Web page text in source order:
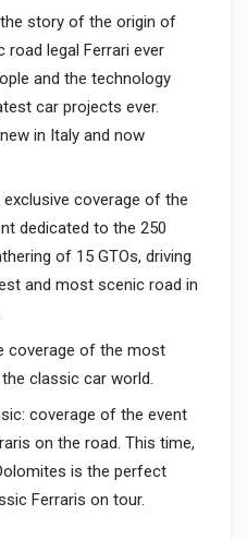
the story of the origin of
legal Ferrari ever
and the technology
car projects ever.
in Italy and now
exclusive coverage of the
dedicated to the 250
of 15 GTOs, driving
and most scenic road in
coverage of the most
classic car world.
coverage of the event
on the road. This time,
is the perfect
Ferraris on tour.